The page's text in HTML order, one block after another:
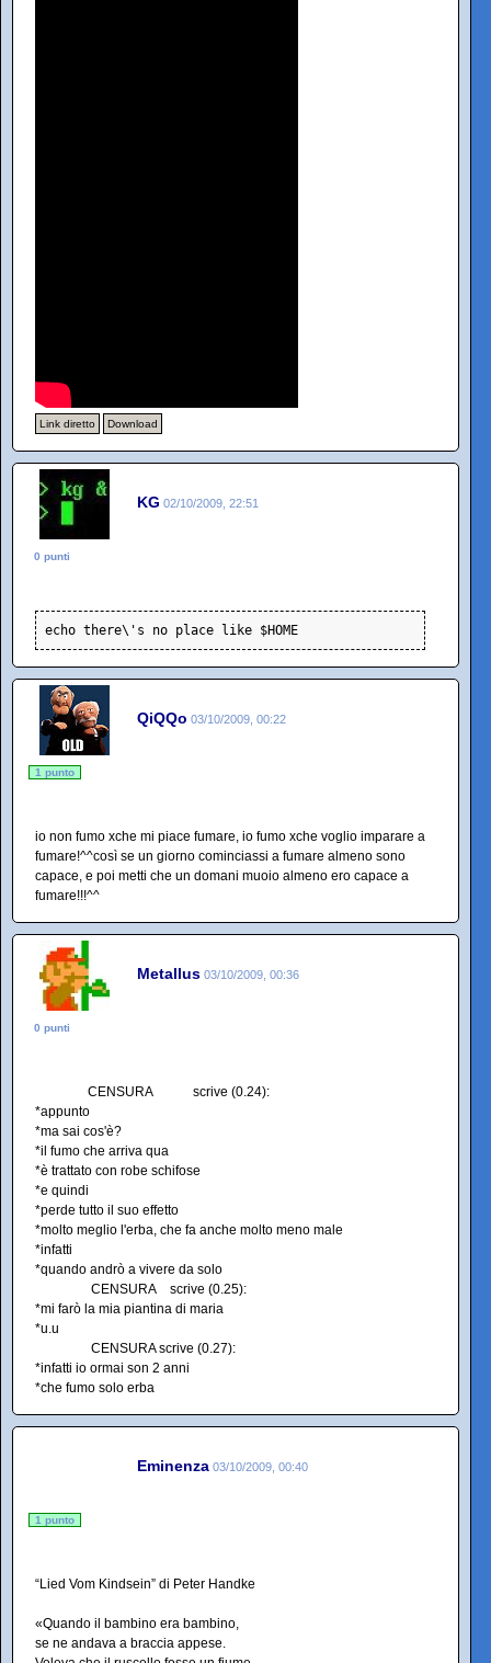
Link diretto Download
KG 02/10/2009, 22:51
0 punti
echo there\'s no place like $HOME
QiQQo 03/10/2009, 00:22
1 punto
io non fumo xche mi piace fumare, io fumo xche voglio imparare a
fumare!^^così se un giorno cominciassi a fumare almeno sono
capace, e poi metti che un domani muoio almeno ero capace a
fumare!!!^^
Metallus 03/10/2009, 00:36
0 punti
CENSURA scrive (0.24):
*appunto
*ma sai cos'è?
*il fumo che arriva qua
*è trattato con robe schifose
*e quindi
*perde tutto il suo effetto
*molto meglio l'erba, che fa anche molto meno male
*infatti
*quando andrò a vivere da solo
CENSURA scrive (0.25):
*mi farò la mia piantina di maria
*u.u
CENSURA scrive (0.27):
*infatti io ormai son 2 anni
*che fumo solo erba
Eminenza 03/10/2009, 00:40
1 punto
“Lied Vom Kindsein” di Peter Handke
«Quando il bambino era bambino,
se ne andava a braccia appese.